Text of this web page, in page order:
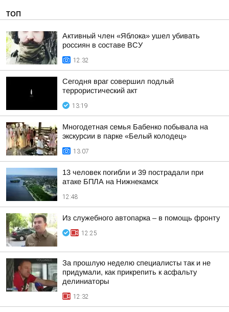
ТОП
Активный член «Яблока» ушел убивать
россиян в составе ВСУ
12:32
Сегодня враг совершил подлый
террористический акт
13:19
Многодетная семья Бабенко побывала на
экскурсии в парке «Белый колодец»
13:07
13 человек погибли и 39 пострадали при
атаке БПЛА на Нижнекамск
12:48
Из служебного автопарка – в помощь фронту
12:25
За прошлую неделю специалисты так и не
придумали, как прикрепить к асфальту
делиниаторы
12:32